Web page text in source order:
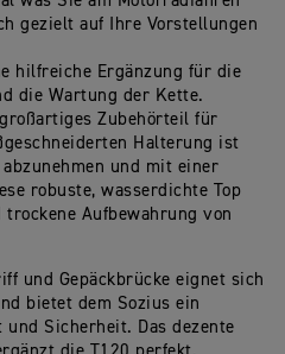
gezielt auf Ihre Vorstellungen
hilfreiche Ergänzung für die
die Wartung der Kette.
Zubehörteil für
Halterung ist
und mit einer
robuste, wasserdichte Top
Aufbewahrung von
und Gepäckbrücke eignet sich
bietet dem Sozius ein
Sicherheit. Das dezente